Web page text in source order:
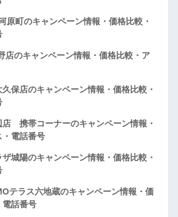
町のキャンペーン情報・価格比較・
のキャンペーン情報・価格比較・ア
保店のキャンペーン情報・価格比較・
携帯コーナーのキャンペーン情報・
・電話番号
城陽のキャンペーン情報・価格比較・
テラス六地蔵のキャンペーン情報・価
電話番号